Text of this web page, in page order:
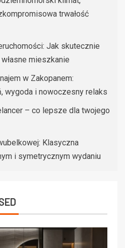
trwałość
Jak skutecznie
mieszkanie
w Zakopanem:
wygoda i nowoczesny relaks
– co lepsze dla twojego
Klasyczna
i symetrycznym wydaniu